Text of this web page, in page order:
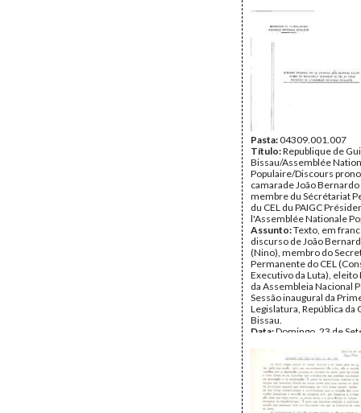
Estado da Guiné-Bissau;
Constituição da Guiné-
Data:
Tipo Documental:
Página(s):24
Pasta:04309.001.007
Título:Republique de
Bissau/Assemblée
Populaire/Discours
camarade João
membre du Sécrétariat
du CEL du PAIGC
l'Assemblée Nationale
Assunto:Texto, em
discurso de João
(Nino), membro do
Permanente do CEL
Executivo da Luta),
da Assembleia Nacional
Sessão inaugural da
Legislatura, República da
Bissau.
Data:Domingo, 23 de
Arquivo Mário
Andrade
Tipo Documental:
Página(s):10